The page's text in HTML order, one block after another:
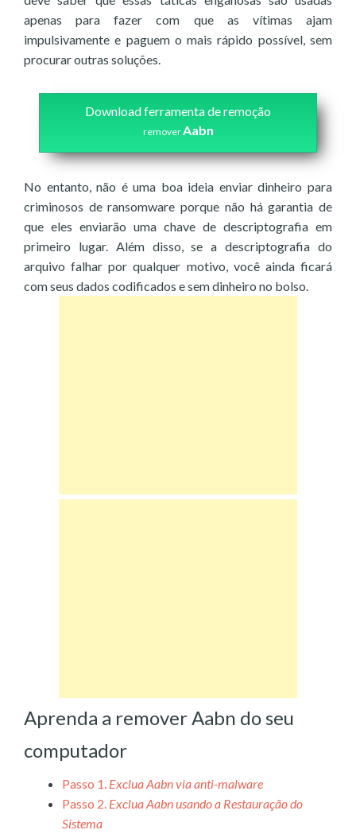
apenas para fazer com que as vítimas ajam
impulsivamente e paguem o mais rápido possível, sem
procurar outras soluções.
Download ferramenta de remoção
removerAabn
No entanto, não é uma boa ideia enviar dinheiro para
criminosos de ransomware porque não há garantia de
que eles enviarão uma chave de descriptografia em
primeiro lugar. Além disso, se a descriptografia do
arquivo falhar por qualquer motivo, você ainda ficará
com seus dados codificados e sem dinheiro no bolso.
Aprenda a remover Aabn do seu
computador
Passo 1. Exclua Aabn via anti-malware
Passo 2. Exclua Aabn usando a Restauração do
Sistema